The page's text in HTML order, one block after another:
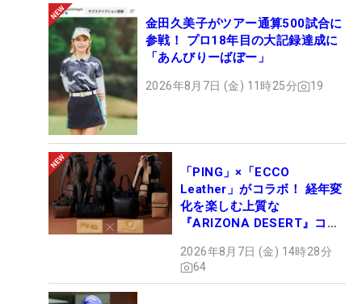
金田久美子がツアー通算500試合に
参戦！ プロ18年目の大記録達成に
「あんびりーばぼー」
2026年8月7日 (金) 11時25分 19
「PING」×「ECCO
Leather」がコラボ！ 経年変
化を楽しむ上質な
『ARIZONA DESERT』コレ
ュー
2026年8月7日 (金) 14時28分
64